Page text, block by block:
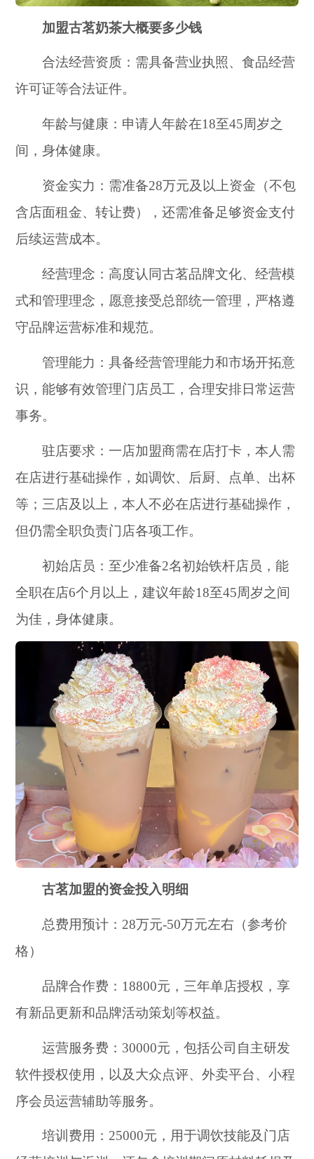
加盟古茗奶茶大概要多少钱
合法经营资质：需具备营业执照、食品经营
许可证等合法证件。
年龄与健康：申请人年龄在18至45周岁之
间，身体健康。
资金实力：需准备28万元及以上资金（不包
含店面租金、转让费），还需准备足够资金支付
后续运营成本。
经营理念：高度认同古茗品牌文化、经营模
式和管理理念，愿意接受总部统一管理，严格遵
守品牌运营标准和规范。
管理能力：具备经营管理能力和市场开拓意
识，能够有效管理门店员工，合理安排日常运营
事务。
驻店要求：一店加盟商需在店打卡，本人需
在店进行基础操作，如调饮、后厨、点单、出杯
等；三店及以上，本人不必在店进行基础操作，
但仍需全职负责门店各项工作。
初始店员：至少准备2名初始铁杆店员，能
全职在店6个月以上，建议年龄18至45周岁之间
为佳，身体健康。
古茗加盟的资金投入明细
总费用预计：28万元-50万元左右（参考价
格）
品牌合作费：18800元，三年单店授权，享
有新品更新和品牌活动策划等权益。
运营服务费：30000元，包括公司自主研发
软件授权使用，以及大众点评、外卖平台、小程
序会员运营辅助等服务。
培训费用：25000元，用于调饮技能及门店